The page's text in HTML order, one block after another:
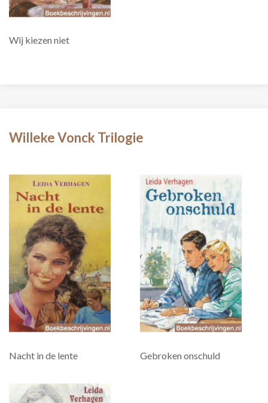
Wij kiezen niet
Willeke Vonck Trilogie
Nacht in de lente Gebroken onschuld